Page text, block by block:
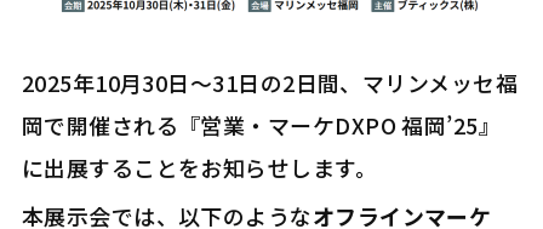
2025年10月30日～31日の2日間、マリンメッセ福
岡で開催される『営業・マーケDXPO 福岡’25』
に出展することをお知らせします。
本展示会では、以下のようなオフラインマーケ